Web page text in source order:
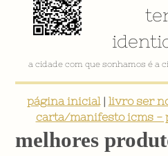
a cidade com que sonhamos é a
página inicial| livro ser
carta/manifesto icms -
melhores